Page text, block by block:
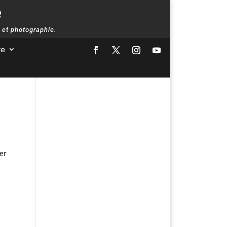
photographie.